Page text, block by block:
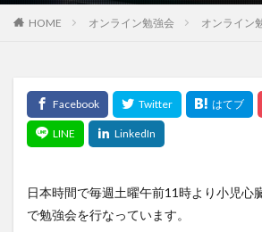
HOME オンライン勉強会 オンライン
日本時間で毎週土曜午前11時より小児心
で勉強会を行なっています。